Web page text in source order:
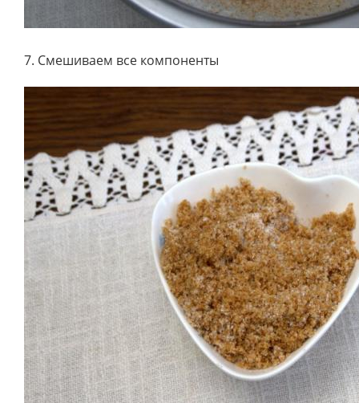
7. Смешиваем все компоненты